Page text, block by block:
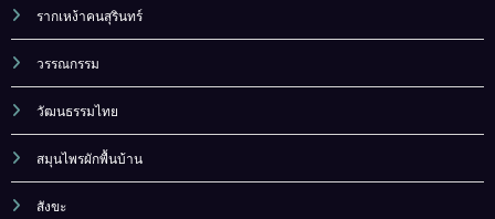
รากเหง้าคนสุรินทร์
วรรณกรรม
วัฒนธรรมไทย
สมุนไพรผักพื้นบ้าน
สังขะ